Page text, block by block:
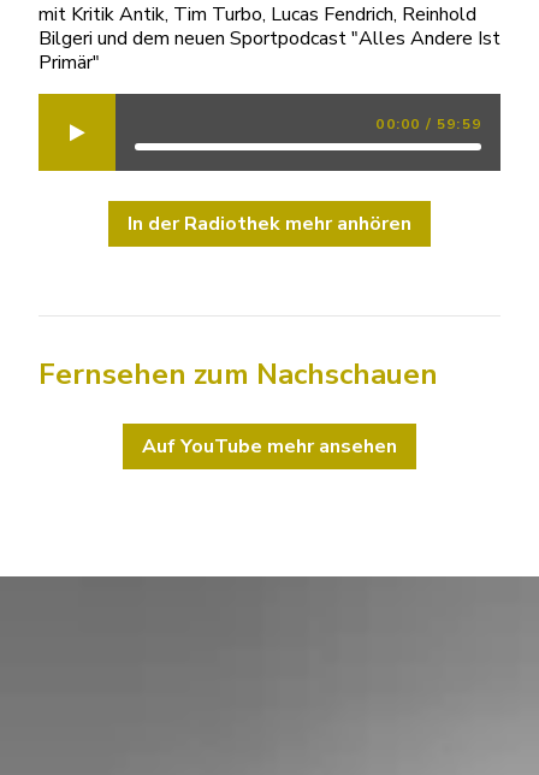
mit Kritik Antik, Tim Turbo, Lucas Fendrich, Reinhold
Bilgeri und dem neuen Sportpodcast "Alles Andere Ist
Primär"
00:00 / 59:59
In der Radiothek mehr anhören
Fernsehen zum Nachschauen
Auf YouTube mehr ansehen